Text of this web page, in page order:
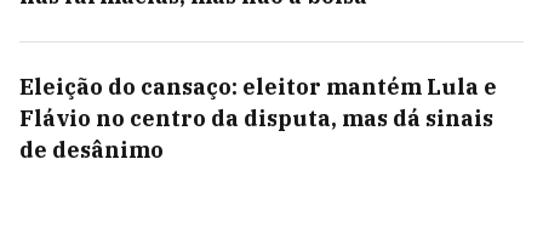
Eleição do cansaço: eleitor mantém Lula e
Flávio no centro da disputa, mas dá sinais
de desânimo